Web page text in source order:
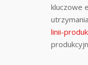
kluczowe
linii-